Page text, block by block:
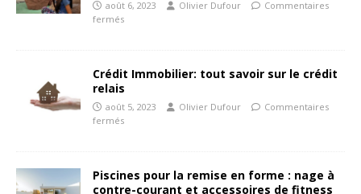
août 6, 2023 Olivier Dufour
Commentaires
fermés
Crédit Immobilier: tout savoir sur le crédit
relais
août 5, 2023 Olivier Dufour
Commentaires
fermés
Piscines pour la remise en forme : nage à
contre-courant et accessoires de fitness